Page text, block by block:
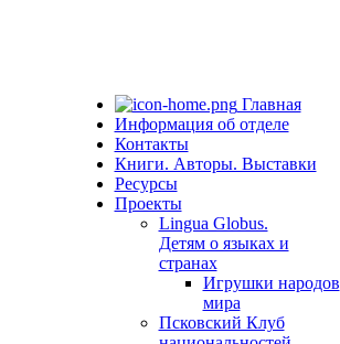
Главная
Информация об отделе
Контакты
Книги. Авторы. Выставки
Ресурсы
Проекты
Lingua Globus.
Детям о языках и
странах
Игрушки народов
мира
Псковский Клуб